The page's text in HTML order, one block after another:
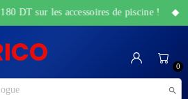
0

DT sur les accessoires de piscine ! ◆